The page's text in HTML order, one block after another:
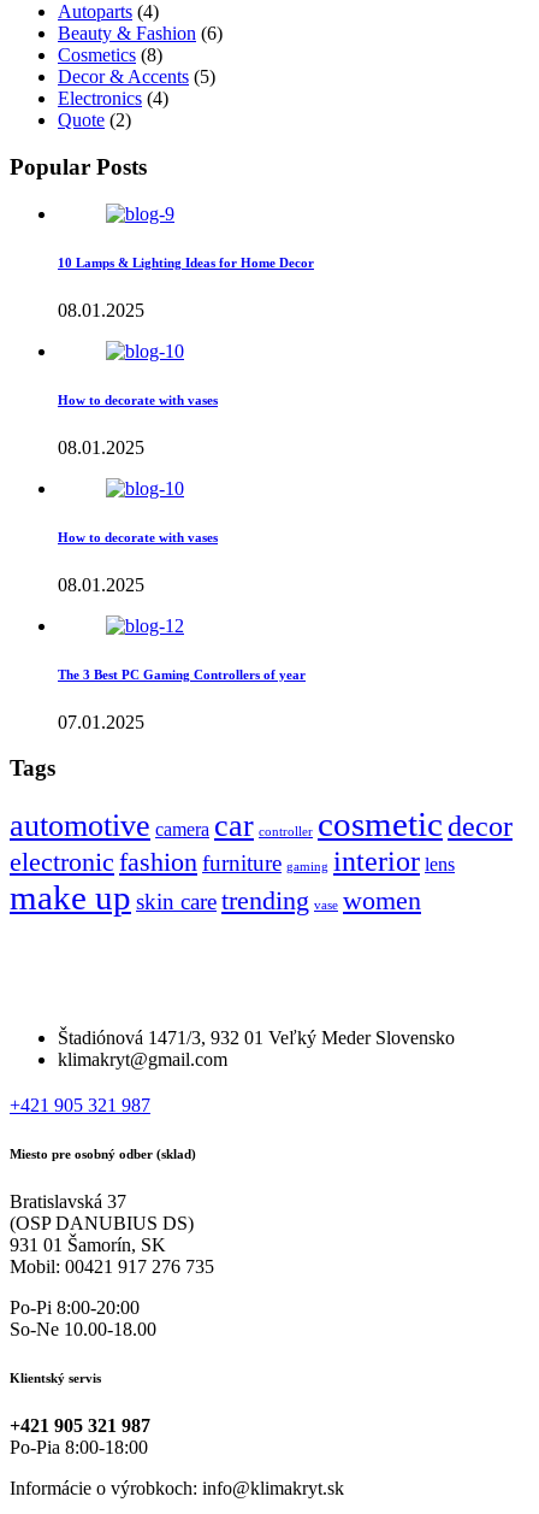
Autoparts (4)
Beauty & Fashion (6)
Cosmetics (8)
Decor & Accents (5)
Electronics (4)
Quote (2)
Popular Posts
10 Lamps & Lighting Ideas for Home Decor
08.01.2025
How to decorate with vases
08.01.2025
How to decorate with vases
08.01.2025
The 3 Best PC Gaming Controllers of year
07.01.2025
Tags
automotive camera car controller cosmeticdecor
electronic fashion furniture gaming interior lens
make up skin caretrending vase women
Štadiónová 1471/3, 932 01 Veľký Meder Slovensko
klimakryt@gmail.com
+421 905 321 987
Miesto pre osobný odber (sklad)
Bratislavská 37
(OSP DANUBIUS DS)
931 01 Šamorín, SK
Mobil: 00421 917 276 735
Po-Pi 8:00-20:00
So-Ne 10.00-18.00
Klientský servis
+421 905 321 987
Po-Pia 8:00-18:00
Informácie o výrobkoch: info@klimakryt.sk